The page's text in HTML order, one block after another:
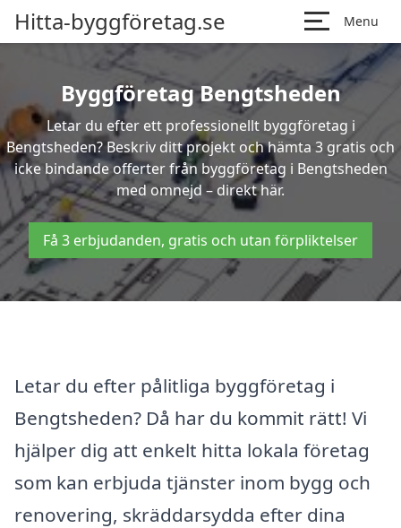
Hitta-byggföretag.se Menu
Byggföretag Bengtsheden
Letar du efter ett professionellt byggföretag i
Bengtsheden? Beskriv ditt projekt och hämta 3 gratis och
icke bindande offerter från byggföretag i Bengtsheden
med omnejd – direkt här.
Få 3 erbjudanden, gratis och utan förpliktelser
Letar du efter pålitliga byggföretag i
Bengtsheden? Då har du kommit rätt! Vi
hjälper dig att enkelt hitta lokala företag
som kan erbjuda tjänster inom bygg och
renovering, skräddarsydda efter dina